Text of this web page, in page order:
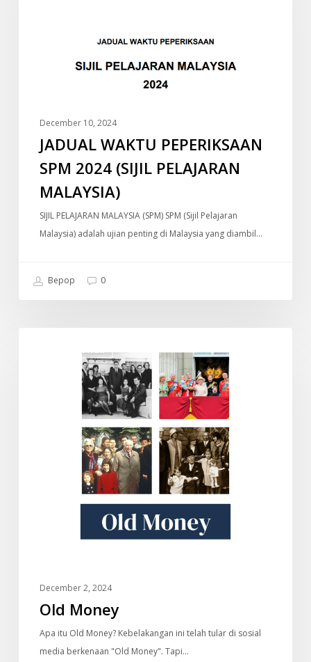
December 10, 2024
JADUAL WAKTU PEPERIKSAAN
SPM 2024 (SIJIL PELAJARAN
MALAYSIA)
SIJIL PELAJARAN MALAYSIA (SPM) SPM (Sijil Pelajaran
Malaysia) adalah ujian penting di Malaysia yang diambil…
Bepop 0
DOKUMENTARI
December 2, 2024
Old Money
Apa itu Old Money? Kebelakangan ini telah tular di sosial
media berkenaan "Old Money". Tapi…